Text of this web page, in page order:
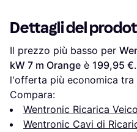
Dettagli del
Il prezzo più basso per
kW 7 m Orange è 199,95 €
l'offerta più economica tra
Compara:
Wentronic Ricarica
Wentronic Cavi di